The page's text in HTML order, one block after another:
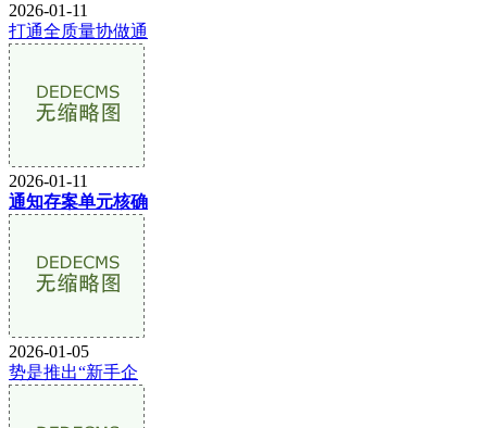
2026-01-11
打通全质量协做通
2026-01-11
通知存案单元核确
2026-01-05
势是推出“新手企